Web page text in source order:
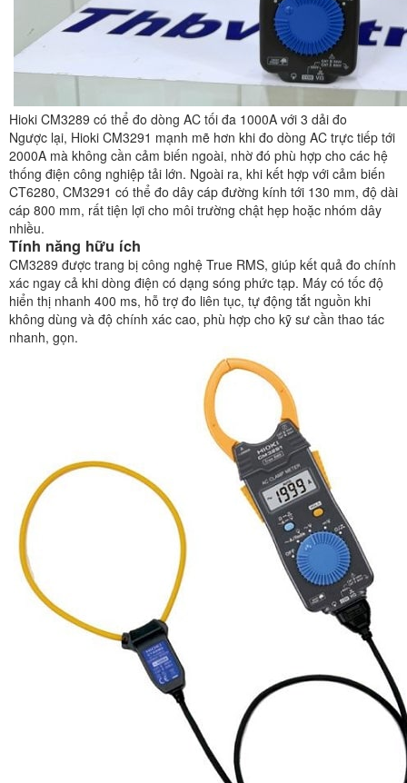
Hioki CM3289 có thể đo dòng AC tối đa 1000A với 3 dải đo
Ngược lại, Hioki CM3291 mạnh mẽ hơn khi đo dòng AC trực tiếp tới
2000A mà không cần cảm biến ngoài, nhờ đó phù hợp cho các hệ
thống điện công nghiệp tải lớn. Ngoài ra, khi kết hợp với cảm biến
CT6280, CM3291 có thể đo dây cáp đường kính tới 130 mm, độ dài
cáp 800 mm, rất tiện lợi cho môi trường chật hẹp hoặc nhóm dây
nhiều.
Tính năng hữu ích
CM3289 được trang bị công nghệ True RMS, giúp kết quả đo chính
xác ngay cả khi dòng điện có dạng sóng phức tạp. Máy có tốc độ
hiển thị nhanh 400 ms, hỗ trợ đo liên tục, tự động tắt nguồn khi
không dùng và độ chính xác cao, phù hợp cho kỹ sư cần thao tác
nhanh, gọn.